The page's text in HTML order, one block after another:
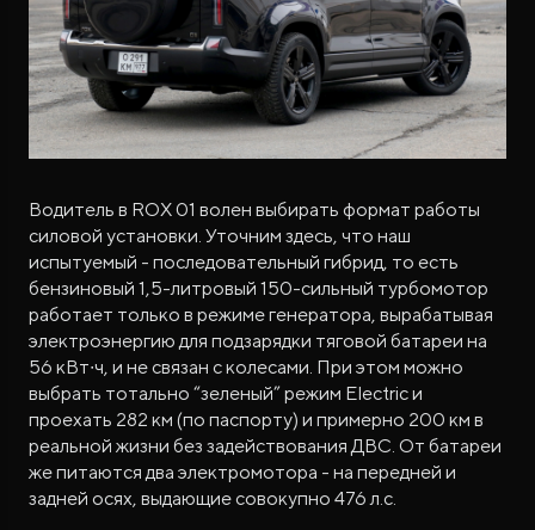
Водитель в ROX 01 волен выбирать формат работы
силовой установки. Уточним здесь, что наш
испытуемый - последовательный гибрид, то есть
бензиновый 1,5-литровый 150-сильный турбомотор
работает только в режиме генератора, вырабатывая
электроэнергию для подзарядки тяговой батареи на
56 кВт∙ч, и не связан с колесами. При этом можно
выбрать тотально “зеленый” режим Electric и
проехать 282 км (по паспорту) и примерно 200 км в
реальной жизни без задействования ДВС. От батареи
же питаются два электромотора - на передней и
задней осях, выдающие совокупно 476 л.с.